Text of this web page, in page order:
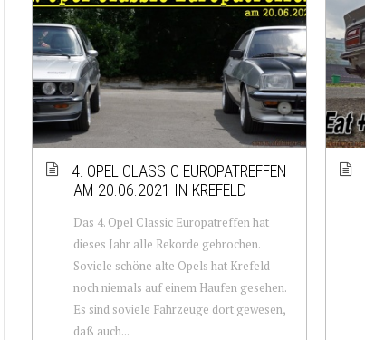
4. OPEL CLASSIC EUROPATREFFEN
AM 20.06.2021 IN KREFELD
Das 4. Opel Classic Europatreffen hat
dieses Jahr alle Rekorde gebrochen.
Soviele schöne alte Opels hat Krefeld
noch niemals auf einem Haufen gesehen.
Es sind soviele Fahrzeuge dort gewesen,
daß auch...